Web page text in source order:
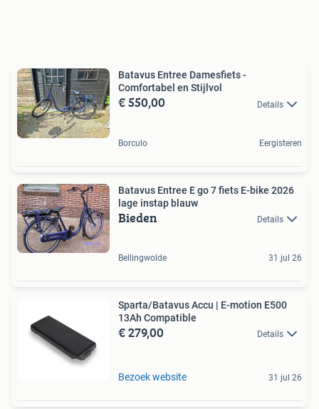
Batavus Entree Damesfiets -
Comfortabel en Stijlvol
€ 550,00 Details
Borculo Eergisteren
Batavus Entree E go 7 fiets E-bike 2026
lage instap blauw
Bieden Details
Bellingwolde 31 jul 26
Sparta/Batavus Accu | E-motion E500
13Ah Compatible
€ 279,00 Details
Bezoek website 31 jul 26